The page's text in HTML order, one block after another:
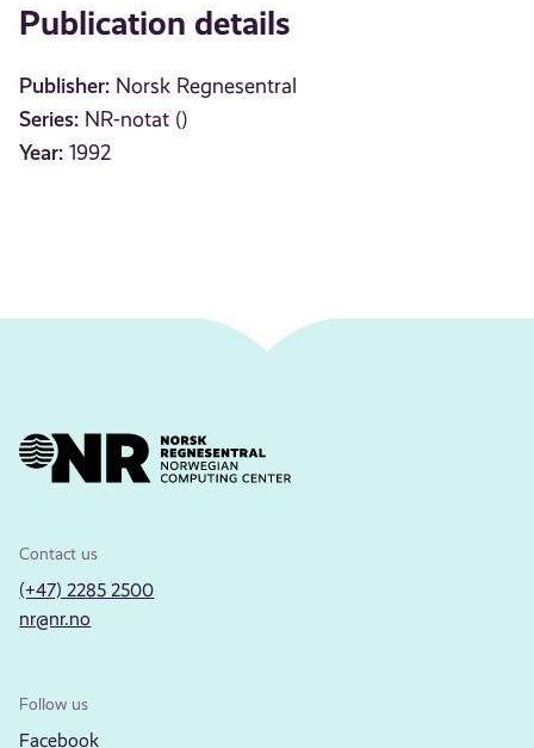
Publication details
Publisher: Norsk Regnesentral
Series: NR-notat ()
Year: 1992
Contact us
(+47) 2285 2500
nr@nr.no
Follow us
Facebook